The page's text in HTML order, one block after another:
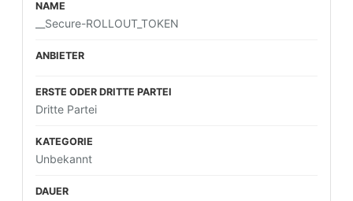
__Secure-ROLLOUT_TOKEN
Dritte Partei
Unbekannt